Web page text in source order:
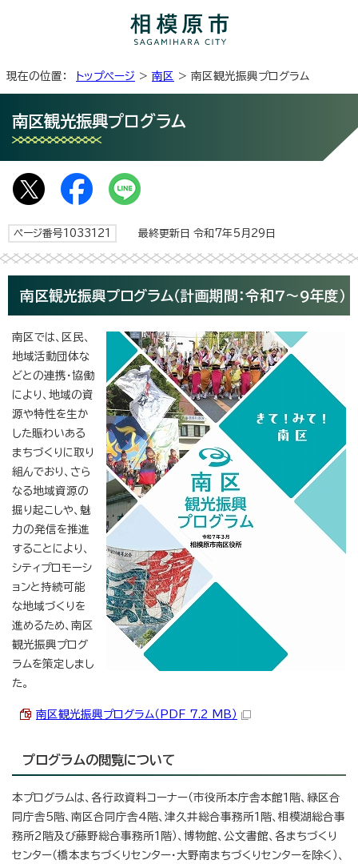
現在の位置： トップページ > 南区 > 南区観光振興プログラム
南区観光振興プログラム
ページ番号1033121 最終更新日 令和7年5月29日
南区観光振興プログラム（計画期間：令和7～9年度）
南区では、区民、
地域活動団体な
どとの連携・協働
により、地域の資
源や特性を生か
した賑わいある
まちづくりに取り
組んでおり、さら
なる地域資源の
掘り起こしや、魅
力の発信を推進
することにより、
シティプロモーシ
ョンと持続可能
な地域づくりを
進めるため、南区
観光振興プログ
ラムを策定しまし
た。
南区観光振興プログラム（PDF 7.2 MB）
プログラムの閲覧について
本プログラムは、各行政資料コーナー（市役所本庁舎本館1階、緑区合
同庁舎5階、南区合同庁舎4階、津久井総合事務所1階、相模湖総合事
務所2階及び藤野総合事務所1階）、博物館、公文書館、各まちづくり
センター（橋本まちづくりセンター・大野南まちづくりセンターを除く）、